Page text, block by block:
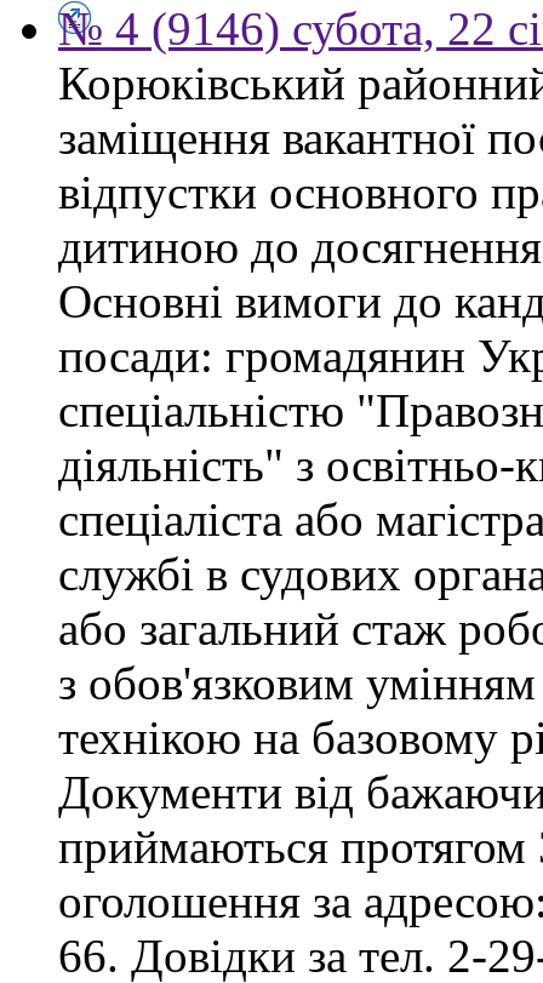
№ 4 (9146) субота, 22
Корюківський
заміщення вакантної
відпустки основного
дитиною до
Основні вимоги до
посади: громадянин
спеціальністю
діяльність" з
спеціаліста або
службі в судових
або загальний стаж
з обов'язковим
технікою на базовому
Документи від
приймаються протягом
оголошення за
66. Довідки за тел. 2-